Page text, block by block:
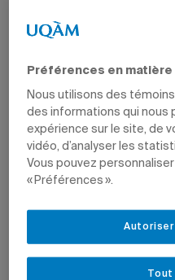
associées à l’occupation du Nord.
prix Québec sans racisme
La chargée de cours du Département
Préférences en matière
Nous utilisons des
des informations qui nous
expérience sur le site, de
vidéo, d’analyser les
Vous pouvez
« Préférences ».